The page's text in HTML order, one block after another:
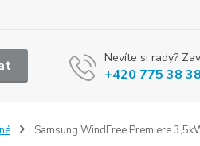
Nevíte si rady?
+420 775 38
Samsung WindFree Premiere